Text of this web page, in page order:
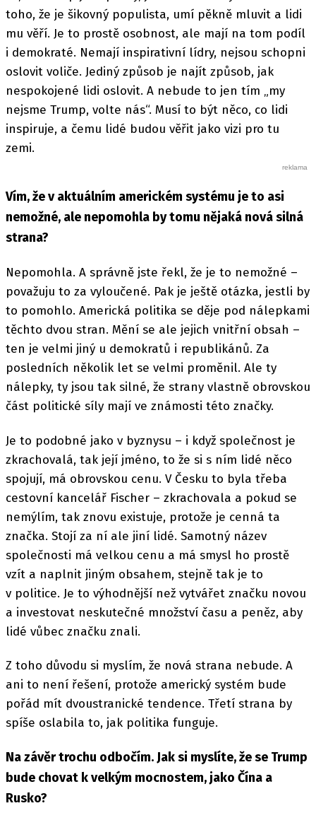
toho, že je šikovný populista, umí pěkně mluvit a lidi
mu věří. Je to prostě osobnost, ale mají na tom podíl
i demokraté. Nemají inspirativní lídry, nejsou schopni
oslovit voliče. Jediný způsob je najít způsob, jak
nespokojené lidi oslovit. A nebude to jen tím „my
nejsme Trump, volte nás“. Musí to být něco, co lidi
inspiruje, a čemu lidé budou věřit jako vizi pro tu
zemi.
Vím, že v aktuálním americkém systému je to asi
nemožné, ale nepomohla by tomu nějaká nová silná
strana?
Nepomohla. A správně jste řekl, že je to nemožné –
považuju to za vyloučené. Pak je ještě otázka, jestli by
to pomohlo. Americká politika se děje pod nálepkami
těchto dvou stran. Mění se ale jejich vnitřní obsah –
ten je velmi jiný u demokratů i republikánů. Za
posledních několik let se velmi proměnil. Ale ty
nálepky, ty jsou tak silné, že strany vlastně obrovskou
část politické síly mají ve známosti této značky.
Je to podobné jako v byznysu – i když společnost je
zkrachovalá, tak její jméno, to že si s ním lidé něco
spojují, má obrovskou cenu. V Česku to byla třeba
cestovní kancelář Fischer – zkrachovala a pokud se
nemýlím, tak znovu existuje, protože je cenná ta
značka. Stojí za ní ale jiní lidé. Samotný název
společnosti má velkou cenu a má smysl ho prostě
vzít a naplnit jiným obsahem, stejně tak je to
v politice. Je to výhodnější než vytvářet značku novou
a investovat neskutečné množství času a peněz, aby
lidé vůbec značku znali.
Z toho důvodu si myslím, že nová strana nebude. A
ani to není řešení, protože americký systém bude
pořád mít dvoustranické tendence. Třetí strana by
spíše oslabila to, jak politika funguje.
Na závěr trochu odbočím. Jak si myslíte, že se Trump
bude chovat k velkým mocnostem, jako Čína a
Rusko?